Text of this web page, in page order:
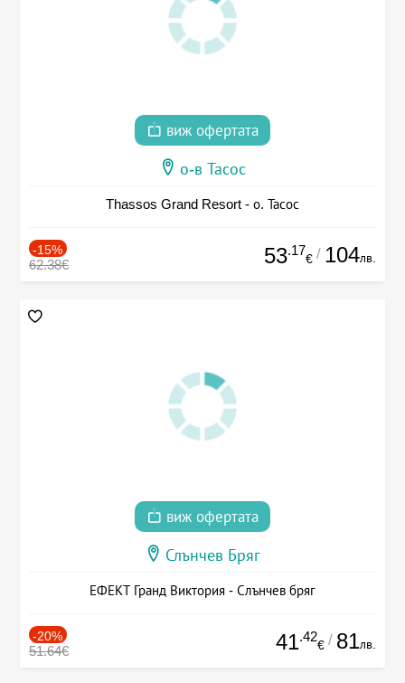
виж офертата
о-в Тасос
Thassos Grand Resort - о. Тасос
-15%
62.38€ 53.17
€ / 104лв.
виж офертата
Слънчев Бряг
ЕФЕКТ Гранд Виктория - Слънчев бряг
-20%
51.64€ 41.42
€ / 81лв.